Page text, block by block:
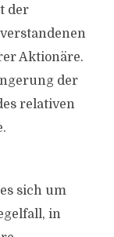
der
Aktionäre.
der
relativen
sich um
in